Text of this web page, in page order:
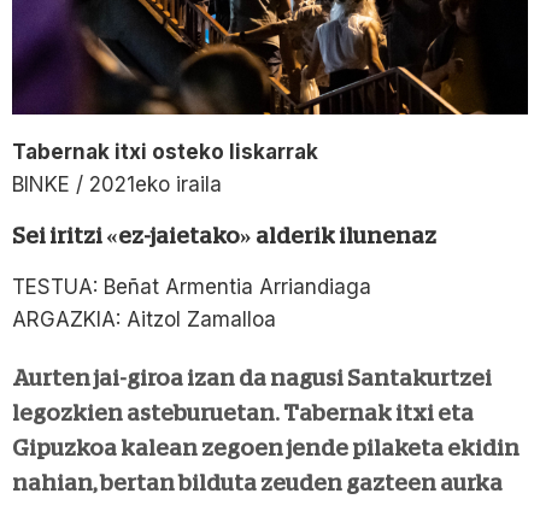
Tabernak itxi osteko liskarrak
BINKE / 2021eko iraila
Sei iritzi «ez-jaietako» alderik ilunenaz
TESTUA: Beñat Armentia Arriandiaga
ARGAZKIA: Aitzol Zamalloa
Aurten jai-giroa izan da nagusi Santakurtzei
legozkien asteburuetan. Tabernak itxi eta
Gipuzkoa kalean zegoen jende pilaketa ekidin
nahian, bertan bilduta zeuden gazteen aurka